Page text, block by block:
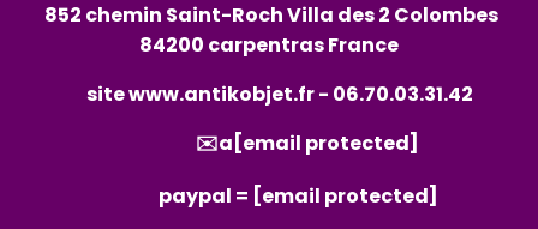
852 chemin Saint-Roch Villa des 2 Colombes
84200 carpentras France
sitewww.antikobjet.fr- 06.70.03.31.42
✉️a [email protected]
paypal = [email protected]